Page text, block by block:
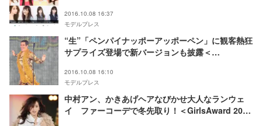
2016.10.08 16:37
モデルプレス
“生”「ペンパイナッポーアッポーペン」に観客熱狂
サプライズ登場で新バージョンも披露＜
2016.10.08 16:10
モデルプレス
中村アン、かきあげヘアなびかせ大人なランウェ
イ ファーコーデで冬先取り！＜GirlsAward 2016